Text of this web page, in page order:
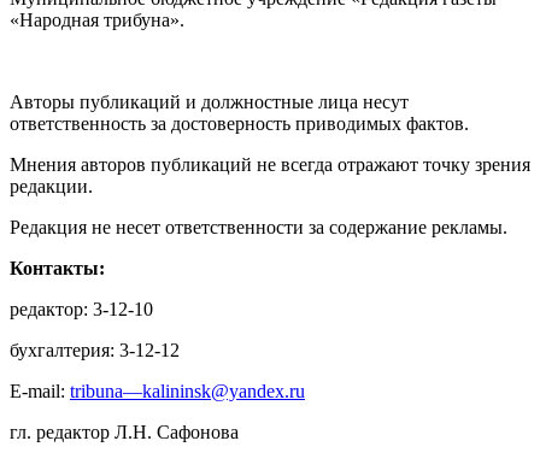
«Народная трибуна».
Авторы публикаций и должностные лица несут
ответственность за достоверность приводимых фактов.
Мнения авторов публикаций не всегда отражают точку зрения
редакции.
Редакция не несет ответственности за содержание рекламы.
Контакты:
редактор: 3-12-10
бухгалтерия: 3-12-12
E-mail: tribuna—kalininsk@yandex.ru
гл. редактор Л.Н. Сафонова